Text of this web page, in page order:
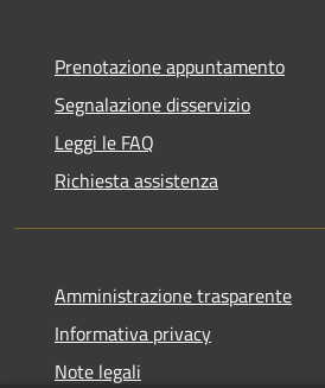
Prenotazione appuntamento
Segnalazione disservizio
Leggi le FAQ
Richiesta assistenza
Amministrazione trasparente
Informativa privacy
Note legali